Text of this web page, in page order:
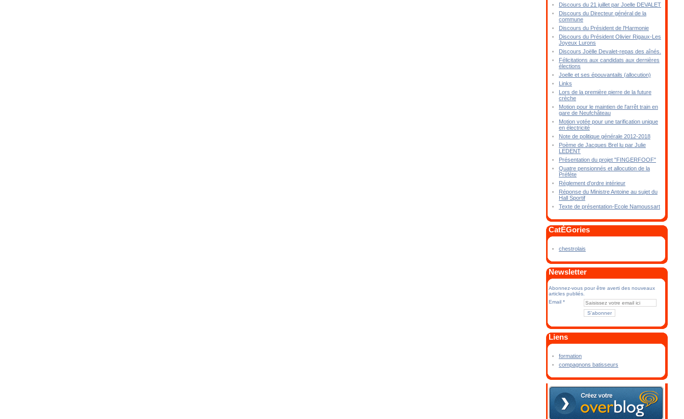
Discours du 21 juillet par Joelle DEVALET
Discours du Directeur général de la
commune
Discours du Président de l'Harmonie
Discours du Président Olivier Rigaux-Les
Joyeux Lurons
Discours Joëlle Devalet-repas des aînés.
Félicitations aux candidats aux dernières
élections
Joelle et ses épouvantails (allocution)
Links
Lors de la première pierre de la future
crèche
Motion pour le maintien de l'arrêt train en
gare de Neufchâteau
Motion votée pour une tarification unique
en électricité
Note de politique générale 2012-2018
Poème de Jacques Brel lu par Julie
LEDENT
Présentation du projet "FINGERFOOF"
Quatre pensionnés et allocution de la
Préfète
Réglement d'ordre intérieur
Réponse du Ministre Antoine au sujet du
Hall Sportif
Texte de présentation-Ecole Namoussart
CatÉGories
chestrolais
Newsletter
Abonnez-vous pour être averti des nouveaux
articles publiés.
Email
Liens
formation
compagnons batisseurs